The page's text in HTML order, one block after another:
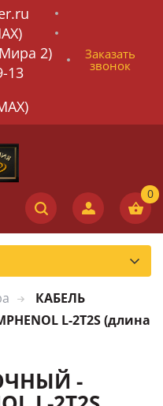
2)
13
Заказать
звонок
КАБЕЛЬ
L-2T2S (длина
-